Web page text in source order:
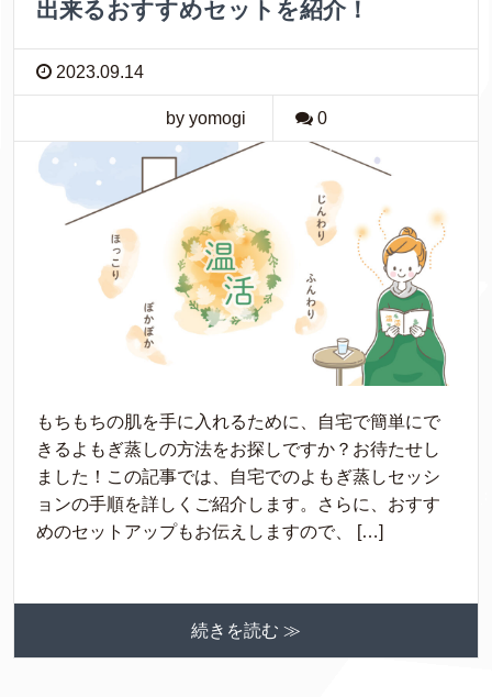
出来るおすすめセットを紹介！
2023.09.14
by yomogi 0
もちもちの肌を手に入れるために、自宅で簡単にで
きるよもぎ蒸しの方法をお探しですか？お待たせし
ました！この記事では、自宅でのよもぎ蒸しセッシ
ョンの手順を詳しくご紹介します。さらに、おすす
めのセットアップもお伝えしますので、 […]
続きを読む ≫